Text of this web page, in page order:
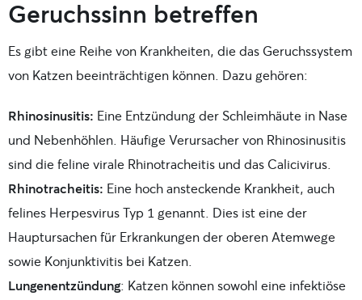
Geruchssinn betreffen
Es gibt eine Reihe von Krankheiten, die das Geruchssystem
von Katzen beeinträchtigen können. Dazu gehören:
Rhinosinusitis: Eine Entzündung der Schleimhäute in Nase
und Nebenhöhlen. Häufige Verursacher von Rhinosinusitis
sind die feline virale Rhinotracheitis und das Calicivirus.
Rhinotracheitis: Eine hoch ansteckende Krankheit, auch
felines Herpesvirus Typ 1 genannt. Dies ist eine der
Hauptursachen für Erkrankungen der oberen Atemwege
sowie Konjunktivitis bei Katzen.
Lungenentzündung: Katzen können sowohl eine infektiöse